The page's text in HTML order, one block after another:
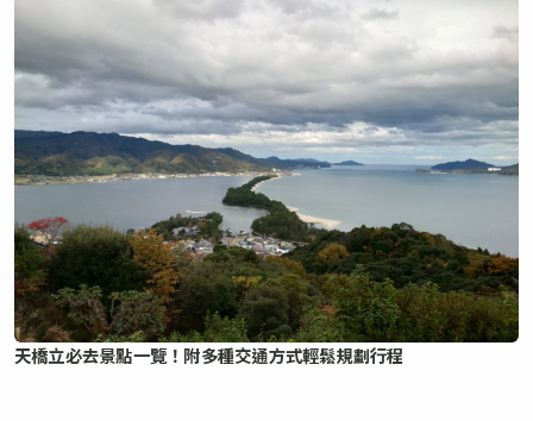
天橋立必去景點一覽！附多種交通方式輕鬆規劃行程